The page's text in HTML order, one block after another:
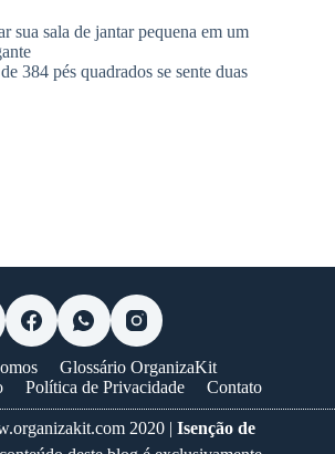
sua sala de jantar pequena em um
384 pés quadrados se sente duas
Glossário OrganizaKit
Política de Privacidade Contato
2020 | Isenção de